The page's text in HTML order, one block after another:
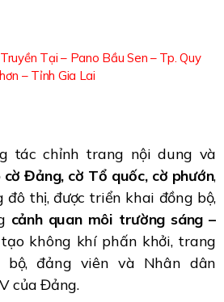
Tại – Pano Bầu Sen – Tp. Quy
– Tỉnh Gia Lai
tác chỉnh trang nội dung và
Đảng, cờ Tổ quốc, cờ phướn,
thị, được triển khai đồng bộ,
cảnh quan môi trường sáng –
không khí phấn khởi, trang
bộ, đảng viên và Nhân dân
của Đảng.